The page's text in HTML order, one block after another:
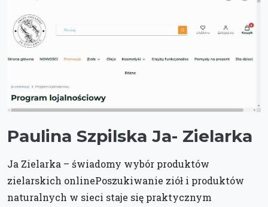
Paulina Szpilska Ja- Zielarka
Ja Zielarka – świadomy wybór produktów
zielarskich onlinePoszukiwanie ziół i produktów
naturalnych w sieci staje się praktycznym